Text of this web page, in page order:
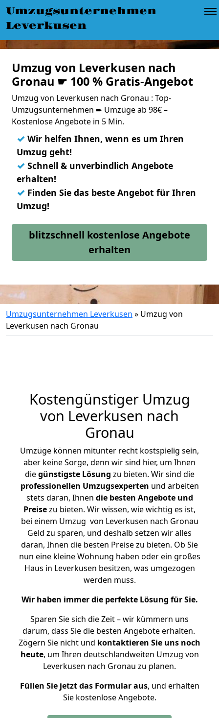
Umzugsunternehmen
Leverkusen
Umzug von Leverkusen nach
Gronau ☛ 100 % Gratis-Angebot
Umzug von Leverkusen nach Gronau : Top-
Umzugsunternehmen ➨ Umzüge ab 98€ –
Kostenlose Angebote in 5 Min.
✓ Wir helfen Ihnen, wenn es um Ihren
Umzug geht!
✓ Schnell & unverbindlich Angebote
erhalten!
✓ Finden Sie das beste Angebot für Ihren
Umzug!
blitzschnell kostenlose Angebote
erhalten
Umzugsunternehmen Leverkusen » Umzug von
Leverkusen nach Gronau
Kostengünstiger Umzug
von Leverkusen nach
Gronau
Umzüge können mitunter recht kostspielig sein,
aber keine Sorge, denn wir sind hier, um Ihnen
diegünstigste Lösung zu bieten. Wir sind die
professionellen Umzugsexperten und arbeiten
stets daran, Ihnen die besten Angebote und
Preisezu bieten. Wir wissen, wie wichtig es ist,
bei einem Umzug von Leverkusen nach Gronau
Geld zu sparen, und deshalb setzen wir alles
daran, Ihnen die besten Preise zu bieten. Ob Sie
nun eine kleine Wohnung haben oder ein großes
Haus in Leverkusen besitzen, was umgezogen
werden muss.
Wir haben immer die perfekte Lösung für Sie.
Sparen Sie sich die Zeit – wir kümmern uns
darum, dass Sie die besten Angebote erhalten.
Zögern Sie nicht und kontaktieren Sie uns noch
heute, um Ihren deutschlandweiten Umzug von
Leverkusen nach Gronau zu planen.
Füllen Sie jetzt das Formular aus, und erhalten
Sie kostenlose Angebote.